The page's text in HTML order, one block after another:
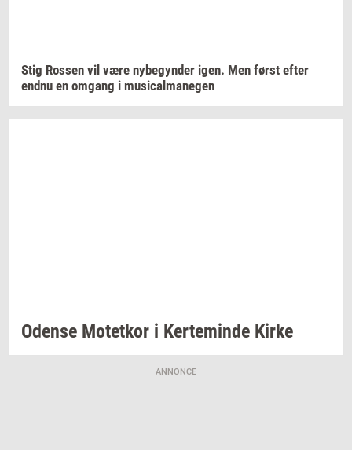
Stig Ros­sen vil være ny­be­gyn­der igen. Men først efter
endnu en om­gang i mu­si­cal­ma­ne­gen
Oden­se Mo­tet­kor i Ker­te­min­de Kirke
ANNONCE